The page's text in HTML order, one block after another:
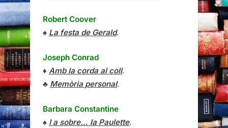
Robert Coover
♠ La festa de Gerald.
Joseph Conrad
♦ Amb la corda al coll.
♣ Memòria personal.
Barbara Constantine
♠ I a sobre… la Paulette.